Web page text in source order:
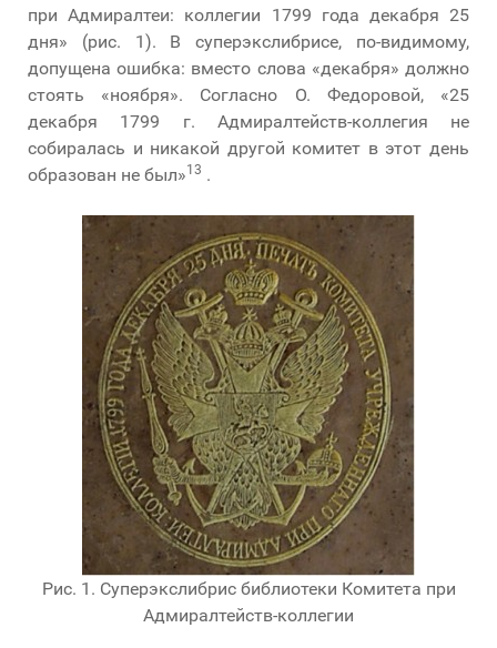
при Адмиралтеи: коллегии 1799 года декабря 25
дня» (рис. 1). В суперэкслибрисе, по-видимому,
допущена ошибка: вместо слова «декабря» должно
стоять «ноября». Согласно О. Федоровой, «25
декабря 1799 г. Адмиралтейств-коллегия не
собиралась и никакой другой комитет в этот день
образован не был»13 .
Рис. 1. Суперэкслибрис библиотеки Комитета при
Адмиралтейств-коллегии